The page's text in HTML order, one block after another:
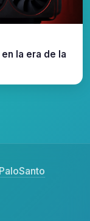
la era de la
PaloSanto